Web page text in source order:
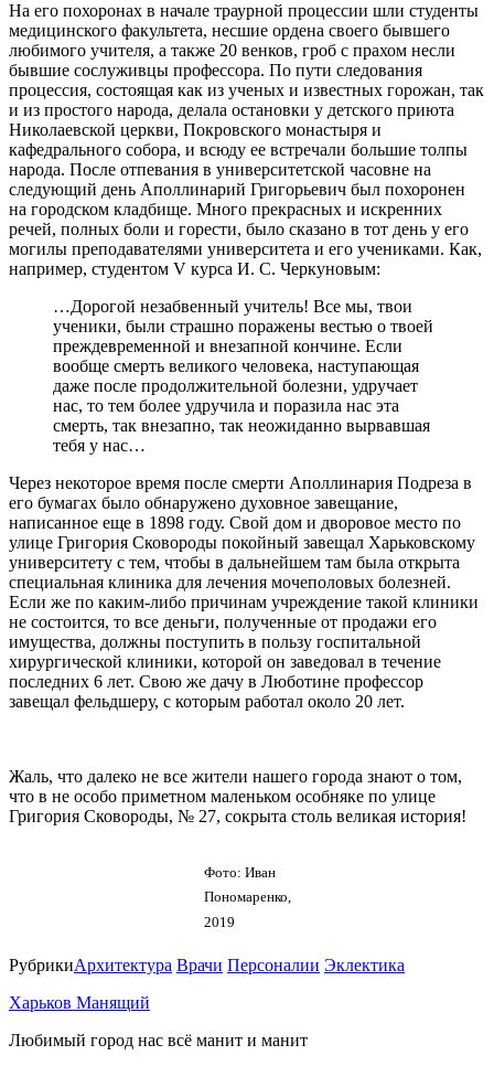
На его похоронах в начале траурной процессии шли студенты
медицинского факультета, несшие ордена своего бывшего
любимого учителя, а также 20 венков, гроб с прахом несли
бывшие сослуживцы профессора. По пути следования
процессия, состоящая как из ученых и известных горожан, так
и из простого народа, делала остановки у детского приюта
Николаевской церкви, Покровского монастыря и
кафедрального собора, и всюду ее встречали большие толпы
народа. После отпевания в университетской часовне на
следующий день Аполлинарий Григорьевич был похоронен
на городском кладбище. Много прекрасных и искренних
речей, полных боли и горести, было сказано в тот день у его
могилы преподавателями университета и его учениками. Как,
например, студентом V курса И. С. Черкуновым:
…Дорогой незабвенный учитель! Все мы, твои
ученики, были страшно поражены вестью о твоей
преждевременной и внезапной кончине. Если
вообще смерть великого человека, наступающая
даже после продолжительной болезни, удручает
нас, то тем более удручила и поразила нас эта
смерть, так внезапно, так неожиданно вырвавшая
тебя у нас…
Через некоторое время после смерти Аполлинария Подреза в
его бумагах было обнаружено духовное завещание,
написанное еще в 1898 году. Свой дом и дворовое место по
улице Григория Сковороды покойный завещал Харьковскому
университету с тем, чтобы в дальнейшем там была открыта
специальная клиника для лечения мочеполовых болезней.
Если же по каким-либо причинам учреждение такой клиники
не состоится, то все деньги, полученные от продажи его
имущества, должны поступить в пользу госпитальной
хирургической клиники, которой он заведовал в течение
последних 6 лет. Свою же дачу в Люботине профессор
завещал фельдшеру, с которым работал около 20 лет.
Жаль, что далеко не все жители нашего города знают о том,
что в не особо приметном маленьком особняке по улице
Григория Сковороды, № 27, сокрыта столь великая история!
Фото: Иван
Пономаренко,
2019
РубрикиАрхитектура Врачи Персоналии Эклектика
Харьков Манящий
Любимый город нас всё манит и манит